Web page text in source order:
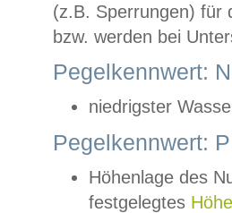
(z.B. Sperrungen) für
bzw. werden bei
Pegelkennwert:
niedrigster
Pegelkennwert:
Höhenlage des
festgelegtes